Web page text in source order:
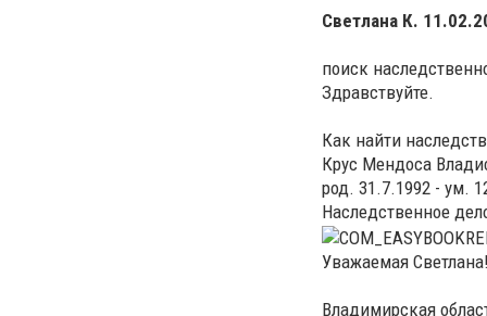
Светлана К.
поиск
Здравствуйте.
Как найти
Крус Мендоса
род. 31.7.1992 - ум.
Наследственное
Уважаемая
Владимирская